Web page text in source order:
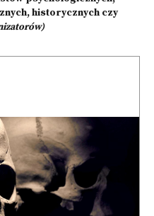
historycznych czy